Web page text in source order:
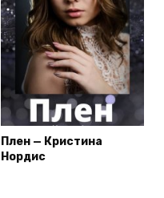
Плен — Кристина
Нордис